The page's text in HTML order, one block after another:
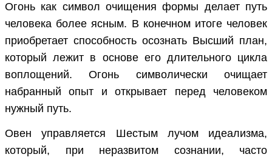
Огонь как символ очищения формы делает путь
человека более ясным. В конечном итоге человек
приобретает способность осознать Высший план,
который лежит в основе его длительного цикла
воплощений. Огонь символически очищает
набранный опыт и открывает перед человеком
нужный путь.
Овен управляется Шестым лучом идеализма,
который, при неразвитом сознании, часто